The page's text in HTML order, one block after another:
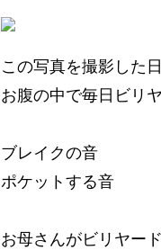
この写真を撮影した
お腹の中で毎日ビリ
ブレイクの音
ポケットする音
お母さんがビリヤー